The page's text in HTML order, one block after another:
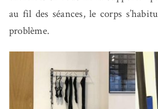
au fil des séances, le corps
problème.